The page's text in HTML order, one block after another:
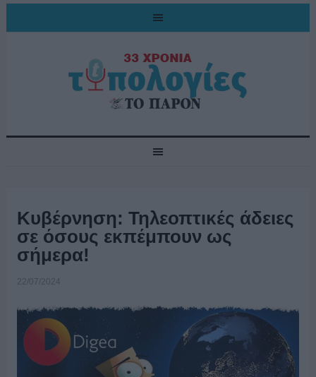
Κυβέρνηση: Τηλεοπτικές άδειες
σε όσους εκπέμπουν ως
σήμερα!
22/07/2024